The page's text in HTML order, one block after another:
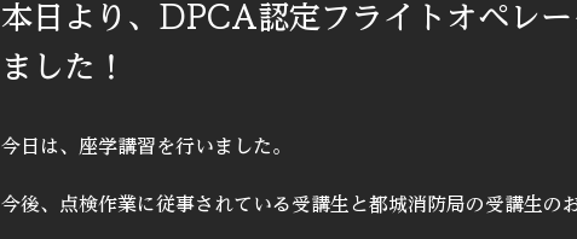
本日より、DPCA認定フライトオペレー
ました！
今日は、座学講習を行いました。
今後、点検作業に従事されている受講生と都城消防局の受講生の